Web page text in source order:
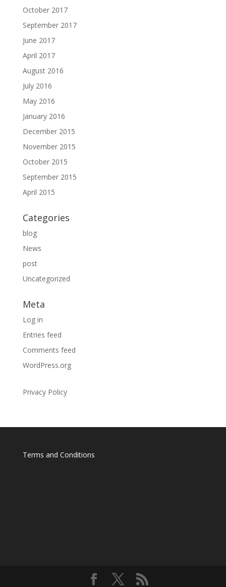
October 2017
September 2017
June 2017
April 2017
August 2016
July 2016
May 2016
January 2016
December 2015
November 2015
October 2015
September 2015
April 2015
Categories
blog
News
post
Uncategorized
Meta
Log in
Entries feed
Comments feed
WordPress.org
Privacy Policy
Terms and Conditions